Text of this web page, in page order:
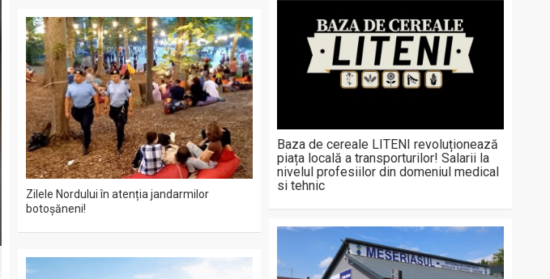
Zilele Nordului în atenția jandarmilor
botoșăneni!
Baza de cereale LITENI revoluționează
piața locală a transporturilor! Salarii la
nivelul profesiilor din domeniul medical
si tehnic